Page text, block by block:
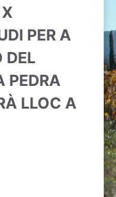
PER A
DEL
PEDRA
LLOC A